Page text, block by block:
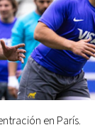
en París.